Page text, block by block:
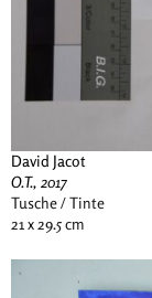
David Jacot
O.T., 2017
Tusche / Tinte
21 x 29.5 cm